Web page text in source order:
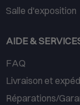
Salle d'exposition
AIDE &
FAQ
Livraison et
Réparations/